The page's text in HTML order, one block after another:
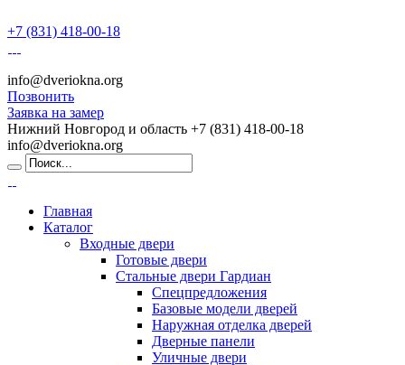
+7 (831) 418-00-18
info@dveriokna.org
Позвонить
Заявка на замер
Нижний Новгород и область +7 (831) 418-00-18
info@dveriokna.org
Главная
Каталог
Входные двери
Готовые двери
Стальные двери Гардиан
Спецпредложения
Базовые модели дверей
Наружная отделка дверей
Дверные панели
Уличные двери